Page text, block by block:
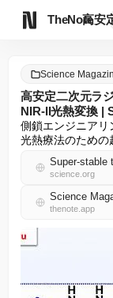
TheNote
Science
高安定二次元ラ
NIR-II光熱変換 |
側鎖エンジニア
光熱療法のための
science.org
thenote.app